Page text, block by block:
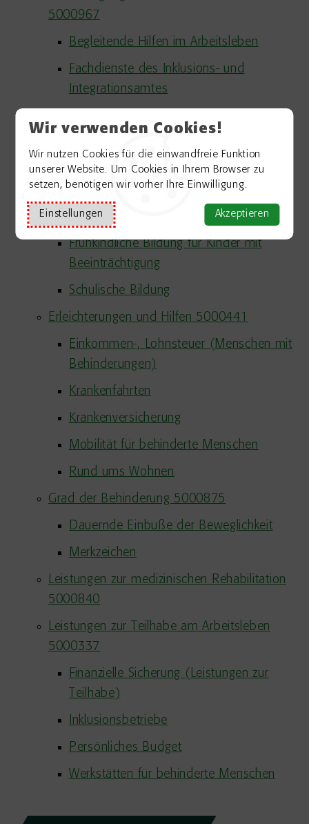
Wir verwenden Cookies!
Wir nutzen Cookies für die einwandfreie Funktion
unserer Website. Um Cookies in Ihrem Browser zu
setzen, benötigen wir vorher Ihre Einwilligung.
Einstellungen Akzeptieren
5000967
Begleitende Hilfen im Arbeitsleben
Fachdienste des Inklusions- und
Integrationsamtes
Menschen mit Behinderung 5000723
Akademische Bildung
Berufliche Bildung
Frühkindliche Bildung für Kinder mit
Beeinträchtigung
Schulische Bildung
Erleichterungen und Hilfen 5000441
Einkommen-, Lohnsteuer (Menschen mit
Behinderungen)
Krankenfahrten
Krankenversicherung
Mobilität für behinderte Menschen
Rund ums Wohnen
Grad der Behinderung 5000875
Dauernde Einbuße der Beweglichkeit
Merkzeichen
Leistungen zur medizinischen Rehabilitation
5000840
Leistungen zur Teilhabe am Arbeitsleben
5000337
Finanzielle Sicherung (Leistungen zur
Teilhabe)
Inklusionsbetriebe
Persönliches Budget
Werkstätten für behinderte Menschen